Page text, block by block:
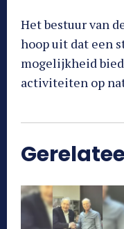
Het bestuur van
hoop uit dat een
mogelijkheid
activiteiten op